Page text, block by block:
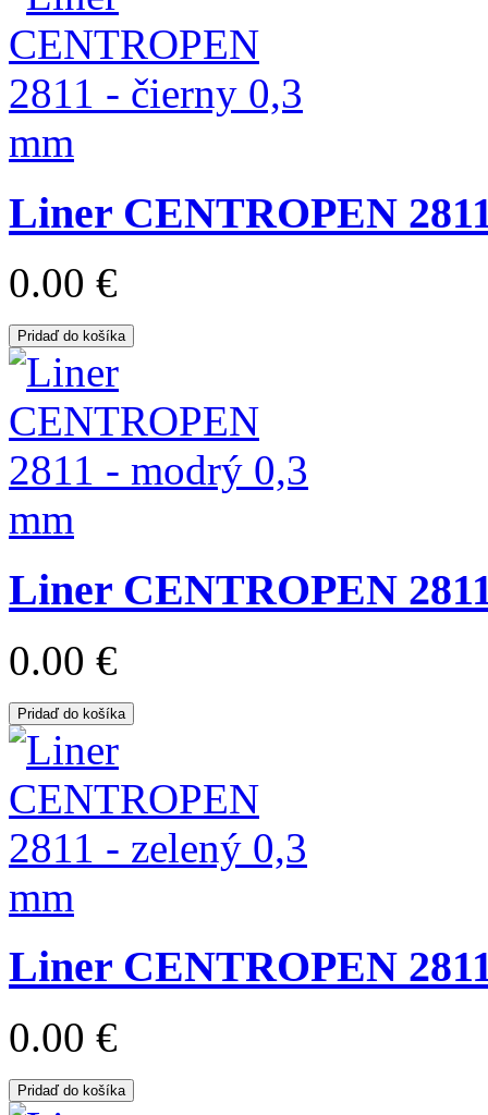
Liner CENTROPEN
0.00 €
Pridaď do košíka
Liner CENTROPEN
0.00 €
Pridaď do košíka
Liner CENTROPEN
0.00 €
Pridaď do košíka